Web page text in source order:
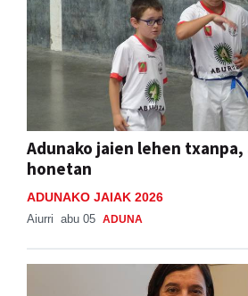
Adunako jaien lehen
honetan
ADUNAKO JAIAK 2026
Aiurri abu 05 ADUNA